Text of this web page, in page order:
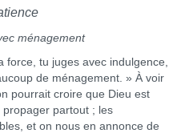
ménagement
force, tu juges avec indulgence,
de ménagement. » À voir
pourrait croire que Dieu est
partout ; les
et on nous en annonce de